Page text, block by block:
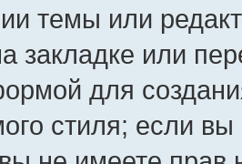
темы или
закладке или
для
стиля; если